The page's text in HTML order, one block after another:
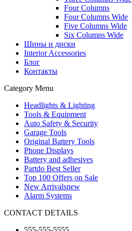
Four Columns
Four Columns Wide
Five Columns Wide
Six Columns Wide
Шины и диски
Interior Accessories
Блог
Контакты
Category Menu
Headlights & Lighting
Tools & Equipment
Auto Safety & Security
Garage Tools
Original Battery Tools
Phone Displays
Battery and adhesives
Partdo Best Seller
Top 100 Offers on Sale
New Arrivalsnew
Alarm Systems
CONTACT DETAILS